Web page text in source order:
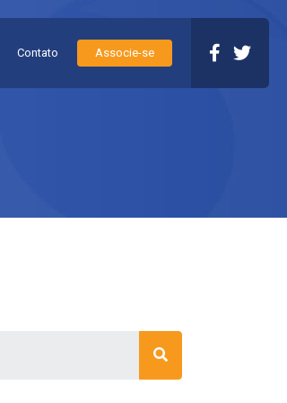
Contato Associe-se